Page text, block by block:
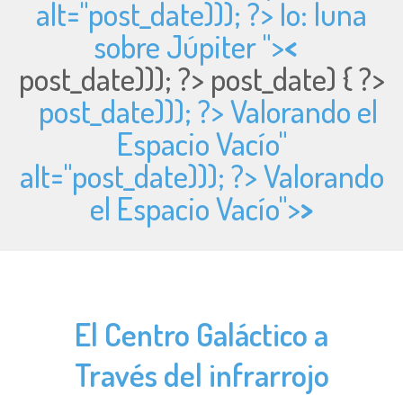
alt="post_date))); ?> Io: luna
sobre Júpiter "><
post_date))); ?> post_date) { ?>
post_date))); ?> Valorando el
Espacio Vacío"
alt="post_date))); ?> Valorando
el Espacio Vacío">>
El Centro Galáctico a
Través del infrarrojo